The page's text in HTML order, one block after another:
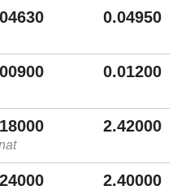
0.04950
0.01200
2.42000
2.40000